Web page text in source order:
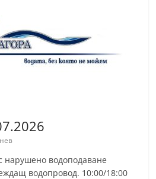
нарушено водоподаване
водопровод. 10:00/18:00